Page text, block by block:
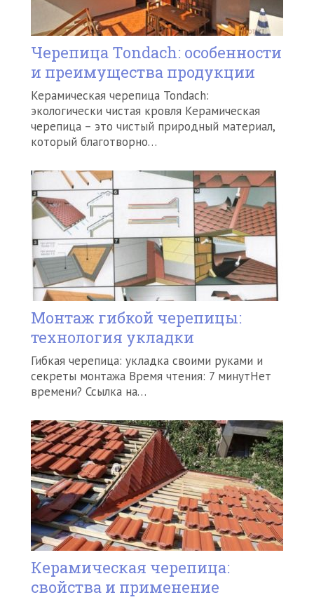
Черепица Tondach: особенности
и преимущества продукции
Керамическая черепица Tondach:
экологически чистая кровля Керамическая
черепица – это чистый природный материал,
который благотворно…
Монтаж гибкой черепицы:
технология укладки
Гибкая черепица: укладка своими руками и
секреты монтажа Время чтения: 7 минутНет
времени? Ссылка на…
Керамическая черепица:
свойства и применение